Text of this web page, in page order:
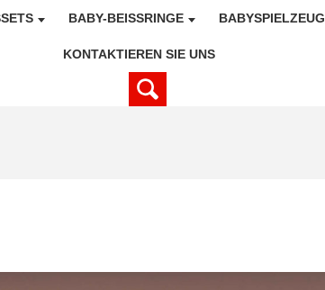
BABY-BEISSRINGE BABYSPIELZEUG
KONTAKTIEREN SIE UNS